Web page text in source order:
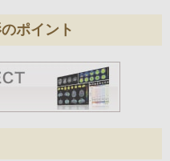
ポイント